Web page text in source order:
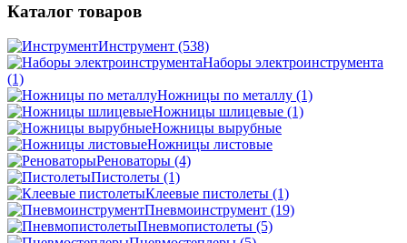
Каталог товаров
Инструмент (538)
Наборы электроинструмента
(1)
Ножницы по металлу (1)
Ножницы шлицевые (1)
Ножницы вырубные
Ножницы листовые
Реноваторы (4)
Пистолеты (1)
Клеевые пистолеты (1)
Пневмоинструмент (19)
Пневмопистолеты (5)